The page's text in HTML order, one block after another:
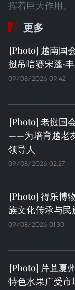
挥着巨大作用。
更多
越南国
挝吊唁赛宋蓬·
09/08/2026 09:42
老挝国
——为培育越老
领导人
09/08/2026 02:27
得乐博
族文化传承与
09/08/2026 01:30
芹苴夏
特色水果广受市